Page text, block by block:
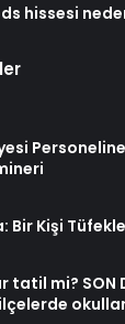
hissesi
Personeline
Bir Kişi
tatil mi? SON
ilçelerde